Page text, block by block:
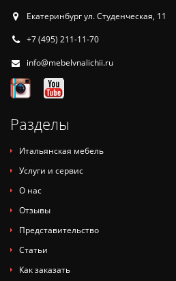
Екатеринбург ул. Студенческая, 11
+7 (495) 211-11-70
info@mebelvnalichii.ru
Разделы
Итальянская мебель
Услуги и сервис
О нас
Отзывы
Представительство
Статьи
Как заказать